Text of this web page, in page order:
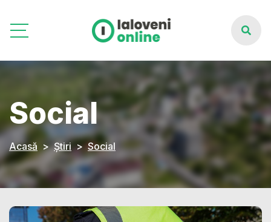
Social
Acasă Știri Social